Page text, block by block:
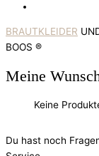
BRAUTKLEIDER
BOOS ®
Meine
Keine
Du hast noch